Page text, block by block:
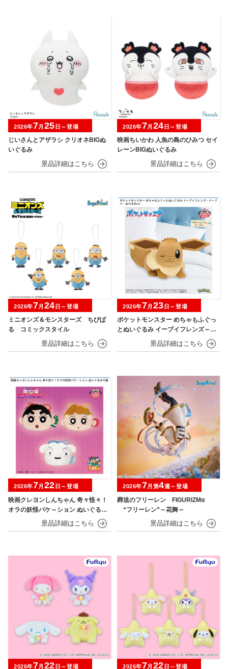
じいさんとアザラシ クリオネBIGぬ
いぐるみ
2026年7月 25 日～登場
映画ちいかわ 人魚の島のひみつ セイ
レーンBIGぬいぐるみ
2026年7月 24 日～登場
ミニオンズ＆モンスターズ ちびぱ
る コミックスタイル
2026年7月 24 日～登場
ポケットモンスター めちゃもふぐっ
とぬいぐるみ イーブイフレンズ～イ
ーブイ～おひるねver.
2026年7月 23 日～登場
映画クレヨンしんちゃん 奇々怪々！
オラの妖怪バケ～ション ぬいぐるみ
2026年7月 22 日～登場
葬送のフリーレン FIGURIZMα
“フリーレン”～花舞～
2026年7月第4週～登場
2026年7月 22 日～登場 2026年7月 22 日～登場